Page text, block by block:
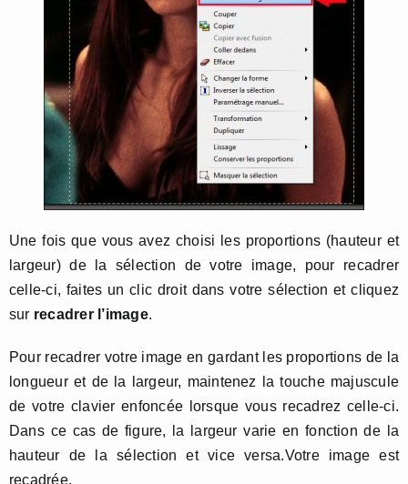
Une fois que vous avez choisi les proportions (hauteur et
largeur) de la sélection de votre image, pour recadrer
celle-ci, faites un clic droit dans votre sélection et cliquez
sur recadrer l’image.
Pour recadrer votre image en gardant les proportions de la
longueur et de la largeur, maintenez la touche majuscule
de votre clavier enfoncée lorsque vous recadrez celle-ci.
Dans ce cas de figure, la largeur varie en fonction de la
hauteur de la sélection et vice versa.Votre image est
recadrée.